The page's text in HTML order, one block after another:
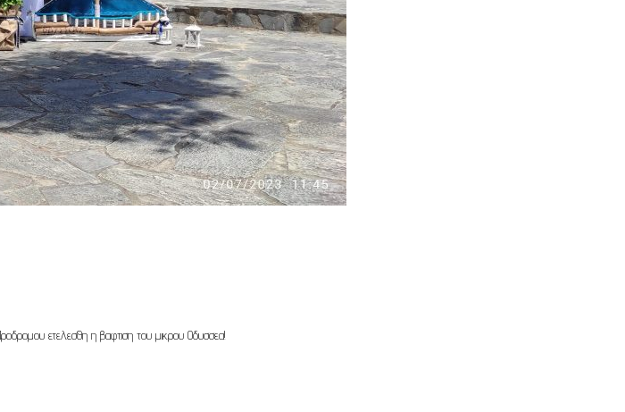
ετελεσθη η βαφτιση του μικρου Οδυσσεα!